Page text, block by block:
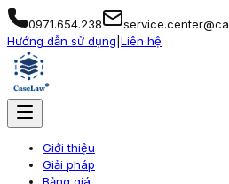
0971.654.238
Hướng dẫn sử dụng Liên hệ
Giới thiệu
Giải pháp